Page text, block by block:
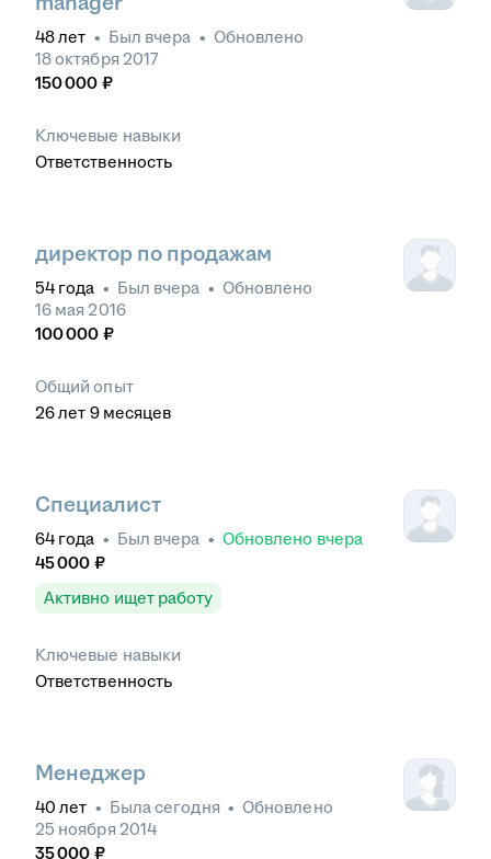
48лет • Был вчера • Обновлено
18 октября 2017
150 000 ₽
Ключевые навыки
Ответственность
директор по продажам
54 года • Был вчера • Обновлено
16 мая 2016
100 000 ₽
Общий опыт
26лет 9 месяцев
Специалист
64 года • Был вчера • Обновлено вчера
45 000 ₽
Активно ищет работу
Ключевые навыки
Ответственность
Менеджер
40 лет • Быласегодня • Обновлено
25 ноября 2014
35 000 ₽